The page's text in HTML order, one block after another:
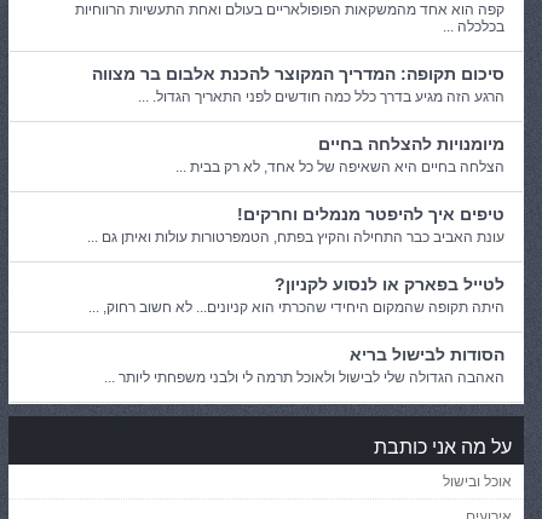
קפה הוא אחד מהמשקאות הפופולאריים בעולם ואחת התעשיות הרווחיות
בכלכלה ...
סיכום תקופה: המדריך המקוצר להכנת אלבום בר מצווה
הרגע הזה מגיע בדרך כלל כמה חודשים לפני התאריך הגדול. ...
מיומנויות להצלחה בחיים
הצלחה בחיים היא השאיפה של כל אחד, לא רק בבית ...
טיפים איך להיפטר מנמלים וחרקים!
עונת האביב כבר התחילה והקיץ בפתח, הטמפרטורות עולות ואיתן גם ...
לטייל בפארק או לנסוע לקניון?
היתה תקופה שהמקום היחידי שהכרתי הוא קניונים... לא חשוב רחוק, ...
הסודות לבישול בריא
האהבה הגדולה שלי לבישול ולאוכל תרמה לי ולבני משפחתי ליותר ...
על מה אני כותבת
אוכל ובישול